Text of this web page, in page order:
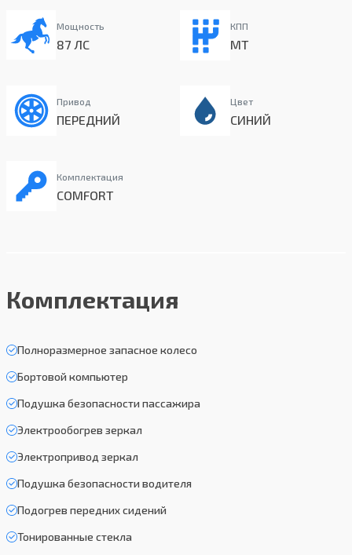
Мощность
87 ЛС
КПП
MT
Привод
ПЕРЕДНИЙ
Цвет
СИНИЙ
Комплектация
COMFORT
Комплектация
Полноразмерное запасное колесо
Бортовой компьютер
Подушка безопасности пассажира
Электрообогрев зеркал
Электропривод зеркал
Подушка безопасности водителя
Подогрев передних сидений
Тонированные стекла